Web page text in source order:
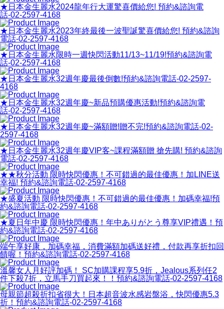
★日本金生麗水2024龍年行大運驚喜價給您! 預約&諮詢電
話-02-2597-4168
★日本金生麗水2023年終最後一波聖誕驚喜價給您! 預約&諮詢
電話-02-2597-4168
★日本金生麗水限時一週快閃活動11/13~11/19!預約&諮詢電
話-02-2597-4168
★日本金生麗水32週年慶最後倒數!預約&諮詢電話-02-2597-
4168
★日本金生麗水32週年慶~新品預購優惠活動!預約&諮詢電
話-02-2597-4168
★日本金生麗水32週年慶~滿額贈!贈不完!預約&諮詢電話-02-
2597-4168
★日本金生麗水32週年慶VIP客~課程滿額贈 搶先購! 預約&諮詢
電話-02-2597-4168
★★秋分活動 限時快閃優惠！不可錯過的最佳優惠！加LINE送
幸福! 預約&諮詢電話-02-2597-4168
★盛夏活動 限時快閃優惠！不可錯過的最佳優惠！加碼幸福!預
約&諮詢電話-02-2597-4168
★夏日年中慶 限時快閃優惠！年中ありがとう尊享VIP禮遇！預
約&諮詢電話-02-2597-4168
端午享好康，加碼幸福，消費滿額加碼送好禮，付款再享折扣回
饋喔！預約&諮詢電話-02-2597-4168
溫馨女人月好評加碼！ SC加購課程享5.9折，Jealous系列任2
件下殺7折，立馬手刀買起來！！預約&諮詢電話-02-2597-4168
母親節超殺折扣省很大！日本超音波水感岩盤浴，快閃優惠5.3
折！預約&諮詢電話-02-2597-4168